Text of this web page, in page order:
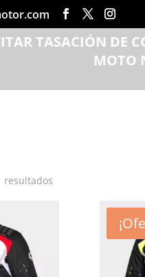
TASACIÓN DE
MOTO
resultados
popularidad